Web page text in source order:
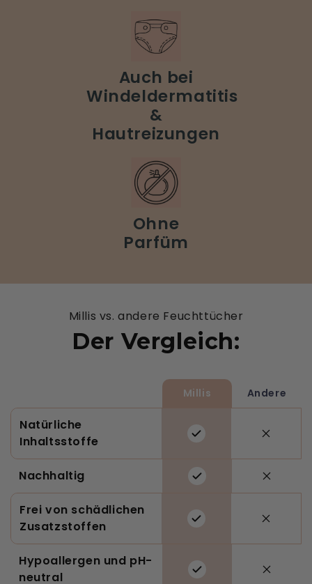
Auch bei
Windeldermatitis
&
Hautreizungen
Ohne
Parfüm
Millis vs. andere Feuchttücher
Der Vergleich:
Millis Andere
Natürliche
Inhaltsstoffe
Nachhaltig
Frei von schädlichen
Zusatzstoffen
Hypoallergen und pH-
neutral